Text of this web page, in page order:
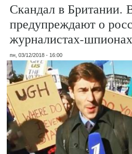
Скандал в Британии.
предупреждают о
журналистах-шпионах
пн, 03/12/2018 - 16:00